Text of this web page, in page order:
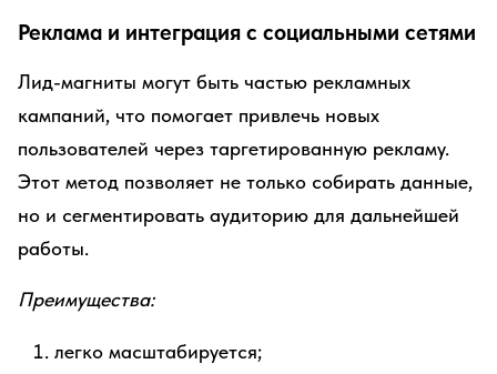
Реклама и интеграция с социальными сетями
Лид-магниты могут быть частью рекламных
кампаний, что помогает привлечь новых
пользователей через таргетированную рекламу.
Этот метод позволяет не только собирать данные,
но и сегментировать аудиторию для дальнейшей
работы.
Преимущества:
легко масштабируется;